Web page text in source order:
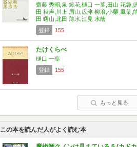
齋藤 秀昭,泉 鏡花,樋口 一葉,田山 花袋,
田 秋声,川上 眉山,広津 柳浪,小栗 風葉,
田 曙山,北田 薄氷,江見 水蔭
登録
155
たけくらべ
樋口 一葉
登録
155
もっと見る
この本を読んだ人がよく読む本